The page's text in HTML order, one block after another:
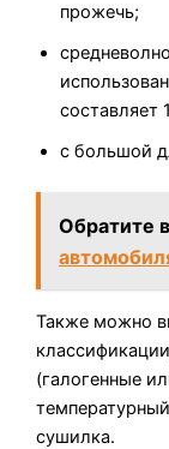
прожечь;
составляет
с большой
Обратите
Также можно
(галогенные
сушилка.